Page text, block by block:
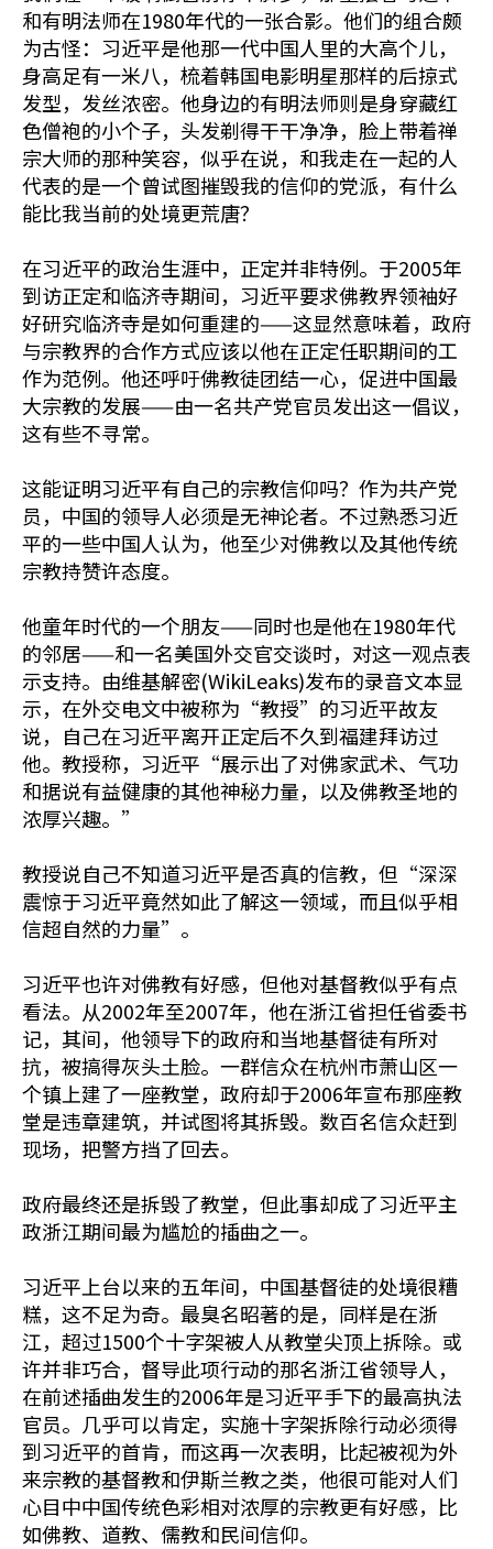
和有明法师在1980年代的一张合影。他们的组合颇
为古怪：习近平是他那一代中国人里的大高个儿，
身高足有一米八，梳着韩国电影明星那样的后掠式
发型，发丝浓密。他身边的有明法师则是身穿藏红
色僧袍的小个子，头发剃得干干净净，脸上带着禅
宗大师的那种笑容，似乎在说，和我走在一起的人
代表的是一个曾试图摧毁我的信仰的党派，有什么
能比我当前的处境更荒唐？
在习近平的政治生涯中，正定并非特例。于2005年
到访正定和临济寺期间，习近平要求佛教界领袖好
好研究临济寺是如何重建的——这显然意味着，政府
与宗教界的合作方式应该以他在正定任职期间的工
作为范例。他还呼吁佛教徒团结一心，促进中国最
大宗教的发展——由一名共产党官员发出这一倡议，
这有些不寻常。
这能证明习近平有自己的宗教信仰吗？作为共产党
员，中国的领导人必须是无神论者。不过熟悉习近
平的一些中国人认为，他至少对佛教以及其他传统
宗教持赞许态度。
他童年时代的一个朋友——同时也是他在1980年代
的邻居——和一名美国外交官交谈时，对这一观点表
示支持。由维基解密(WikiLeaks)发布的录音文本显
示，在外交电文中被称为“教授”的习近平故友
说，自己在习近平离开正定后不久到福建拜访过
他。教授称，习近平“展示出了对佛家武术、气功
和据说有益健康的其他神秘力量，以及佛教圣地的
浓厚兴趣。”
教授说自己不知道习近平是否真的信教，但“深深
震惊于习近平竟然如此了解这一领域，而且似乎相
信超自然的力量”。
习近平也许对佛教有好感，但他对基督教似乎有点
看法。从2002年至2007年，他在浙江省担任省委书
记，其间，他领导下的政府和当地基督徒有所对
抗，被搞得灰头土脸。一群信众在杭州市萧山区一
个镇上建了一座教堂，政府却于2006年宣布那座教
堂是违章建筑，并试图将其拆毁。数百名信众赶到
现场，把警方挡了回去。
政府最终还是拆毁了教堂，但此事却成了习近平主
政浙江期间最为尴尬的插曲之一。
习近平上台以来的五年间，中国基督徒的处境很糟
糕，这不足为奇。最臭名昭著的是，同样是在浙
江，超过1500个十字架被人从教堂尖顶上拆除。或
许并非巧合，督导此项行动的那名浙江省领导人，
在前述插曲发生的2006年是习近平手下的最高执法
官员。几乎可以肯定，实施十字架拆除行动必须得
到习近平的首肯，而这再一次表明，比起被视为外
来宗教的基督教和伊斯兰教之类，他很可能对人们
心目中中国传统色彩相对浓厚的宗教更有好感，比
如佛教、道教、儒教和民间信仰。